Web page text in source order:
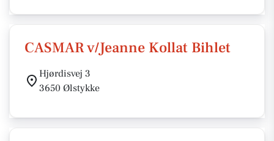
CASMAR v/Jeanne Kollat Bihlet
Hjørdisvej 3
3650 Ølstykke